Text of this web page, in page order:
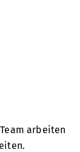
arbeiten